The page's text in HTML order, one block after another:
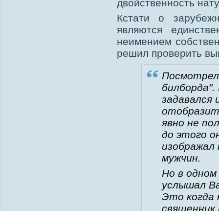
двойственность
Кстати о
являются
неимением
решил проверить
задавался
явно не
до этого
изображал
мужчин.
Но в одном
услышал
Это когда